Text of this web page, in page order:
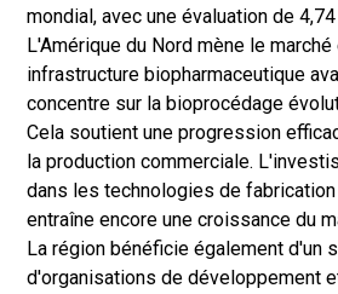
mondial, avec une évaluation de
L'Amérique du Nord mène le
infrastructure biopharmaceutique
concentre sur la bioprocédage
Cela soutient une progression
la production commerciale.
dans les technologies de
entraîne encore une croissance du
La région bénéficie également d'un
d'organisations de développement